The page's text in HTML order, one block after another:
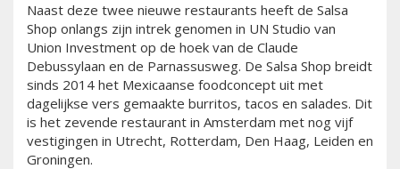
Naast deze twee nieuwe restaurants heeft de Salsa
Shop onlangs zijn intrek genomen in UN Studio van
Union Investment op de hoek van de Claude
Debussylaan en de Parnassusweg. De Salsa Shop breidt
sinds 2014 het Mexicaanse foodconcept uit met
dagelijkse vers gemaakte burritos, tacos en salades. Dit
is het zevende restaurant in Amsterdam met nog vijf
vestigingen in Utrecht, Rotterdam, Den Haag, Leiden en
Groningen.